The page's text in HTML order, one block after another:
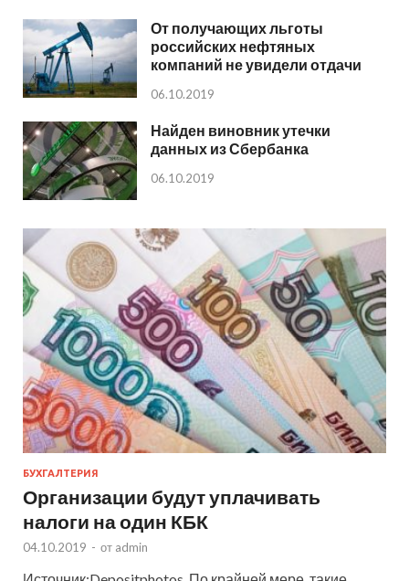
От получающих льготы
российских нефтяных
компаний не увидели отдачи
06.10.2019
Найден виновник утечки
данных из Сбербанка
06.10.2019
БУХГАЛТЕРИЯ
Организации будут уплачивать
налоги на один КБК
04.10.2019 - от admin